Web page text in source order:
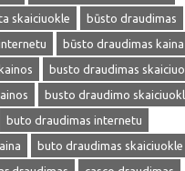
skaiciuokle
būsto draudimas
būsto draudimas kaina
busto draudimas
busto draudimo
buto draudimas internetu
buto draudimas skaiciuokle